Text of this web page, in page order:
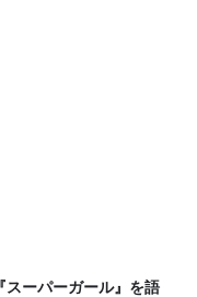
スーパーガール』を語